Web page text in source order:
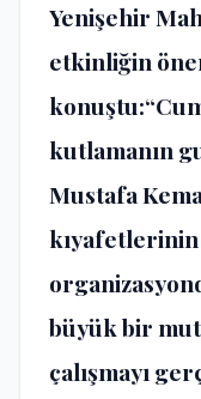
Yenişehir
etkinliğin
kutlamanın
Mustafa
büyük bir
çalışmayı